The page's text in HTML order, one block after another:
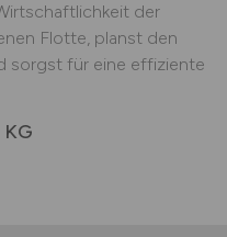
der
Flotte, planst den
sorgst für eine effiziente